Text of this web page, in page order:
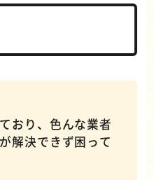
おり、色んな業者
解決できず困って